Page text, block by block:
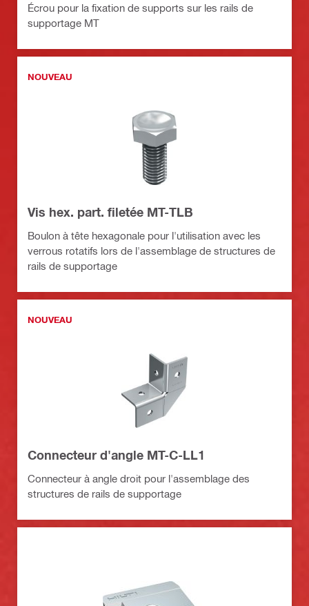
Écrou pour la fixation de supports sur les rails de
supportage MT
NOUVEAU
Vis hex. part. filetée MT-TLB
Boulon à tête hexagonale pour l'utilisation avec les
verrous rotatifs lors de l'assemblage de structures de
rails de supportage
NOUVEAU
Connecteur d'angle MT-C-LL1
Connecteur à angle droit pour l'assemblage des
structures de rails de supportage